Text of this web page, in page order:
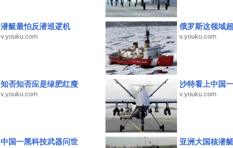
潜艇最怕反潜巡逻机
v.youku.com
俄罗斯这领域
v.youku.com
知否知否应是绿肥红瘦
v.youku.com
沙特看上中国
v.youku.com
中国一黑科技武器问世 亚洲大国核潜